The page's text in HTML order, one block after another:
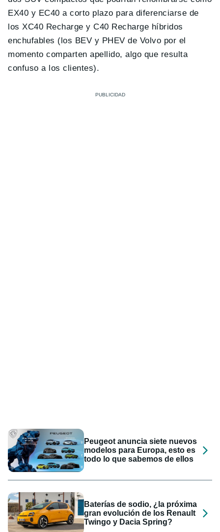
EX40 y EC40 a corto plazo para diferenciarse de
los XC40 Recharge y C40 Recharge híbridos
enchufables (los BEV y PHEV de Volvo por el
momento comparten apellido, algo que resulta
confuso a los clientes).
Peugeot anuncia siete nuevos
modelos para Europa, esto es
todo lo que sabemos de ellos
Baterías de sodio, ¿la próxima
gran evolución de los Renault
Twingo y Dacia Spring?